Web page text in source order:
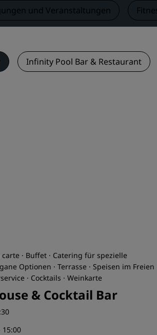
und Veranstaltungen
Infinity Pool Bar & Restaurant
· Buffet · Catering für spezielle
Optionen · Terrasse · Speisen im Freien
· Cocktails · Weinkarte
& Cocktail Bar
15:00